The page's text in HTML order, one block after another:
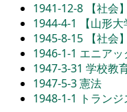
1941-12-8
【社会
1944-4-1
【山形
1945-8-15
【社会
1946-1-1 エニアッ
1947-3-31 学校教
1947-5-3憲法
1948-1-1 トラン